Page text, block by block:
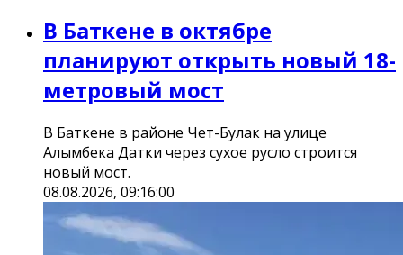
В Баткене в октябре
планируют открыть новый 18-
метровый мост
В Баткене в районе Чет-Булак на улице
Алымбека Датки через сухое русло строится
новый мост.
08.08.2026, 09:16:00